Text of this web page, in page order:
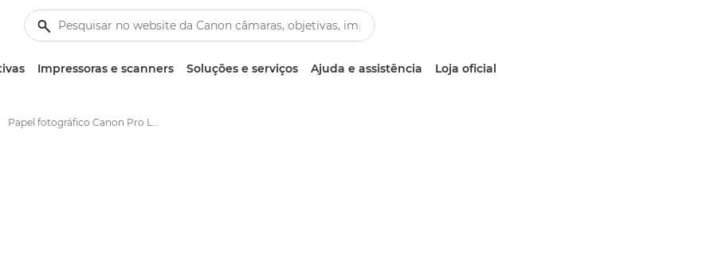
Impressoras e scanners Soluções e serviços Ajuda e assistência Loja oficial
Papel fotográfico Canon Pro Luster LU-101 - A4, A3, A3+, A2